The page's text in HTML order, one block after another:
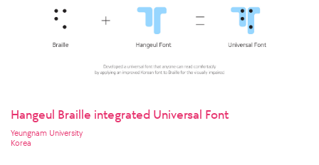
Hangeul Braille integrated Universal Font
Yeungnam University
Korea